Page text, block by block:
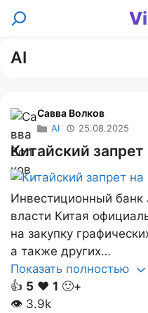
Перейти
Поиск
AI
Савва Волков
AI 25.08.2025
Китайский
Инвестиционный
власти Китая
на закупку
а также других…
Показать полностью
👍 5 ❤️ 1 🙂+
👁 3.9k